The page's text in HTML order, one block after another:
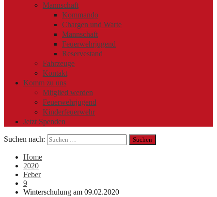
Mannschaft
Kommando
Chargen und Warte
Mannschaft
Feuerwehrjugend
Reservestand
Fahrzeuge
Kontakt
Komm zu uns
Mitglied werden
Feuerwehrjugend
Kinderfeuerwehr
Jetzt Spenden
Suchen nach:
Home
2020
Feber
9
Winterschulung am 09.02.2020